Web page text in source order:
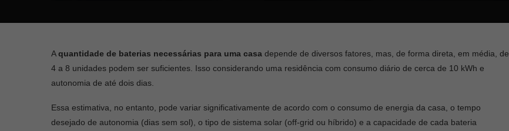
Aquantidade de baterias necessárias para uma casa depende de diversos fatores, mas, de forma direta, em média, de
4 a 8 unidades podem ser suficientes. Isso considerando uma residência com consumo diário de cerca de 10 kWh e
autonomia de até dois dias.
Essa estimativa, no entanto, pode variar significativamente de acordo com o consumo de energia da casa, o tempo
desejado de autonomia (dias sem sol), o tipo de sistema solar (off-grid ou híbrido) e a capacidade de cada bateria